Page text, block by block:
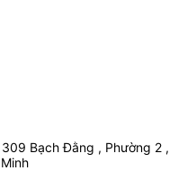
Bạch Đằng , Phường 2 ,